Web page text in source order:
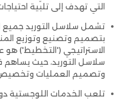
التي تهدف إلى تلبية
تشمل سلاسل التوريد جميع
بتصميم وتصنيع وتوزيع
الاستراتيجي ('التخطيط')
سلاسل التوريد، حيث يساهم
وتصميم العمليات
تلعب الخدمات اللوجستية